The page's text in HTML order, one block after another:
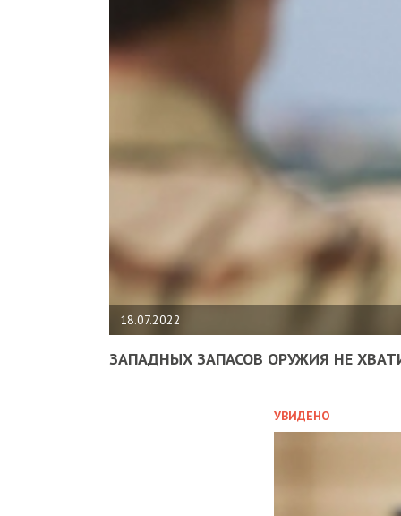
18.07.2022
ЗАПАДНЫХ ЗАПАСОВ ОРУЖИЯ НЕ
УВИДЕНО